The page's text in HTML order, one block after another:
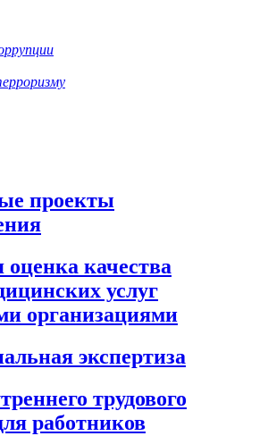
проекты
качества
услуг
организациями
экспертиза
трудового
работников